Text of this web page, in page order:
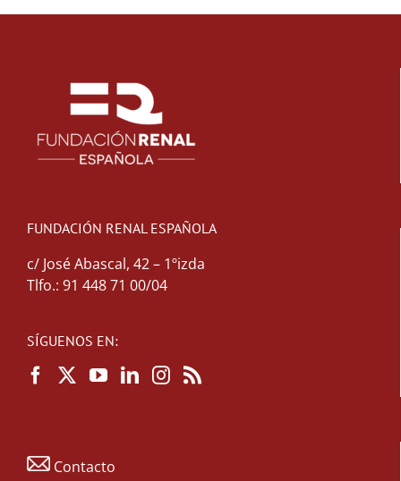
FUNDACIÓN RENAL ESPAÑOLA
c/ José Abascal, 42 – 1ºizda
Tlfo.: 91 448 71 00/04
SÍGUENOS EN:
Contacto